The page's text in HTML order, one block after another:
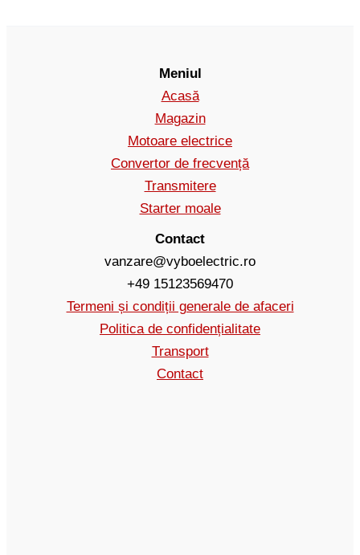
Meniul
Acasă
Magazin
Motoare electrice
Convertor de frecvență
Transmitere
Starter moale
Contact
vanzare@vyboelectric.ro
+49 15123569470
Termeni și condiții generale de afaceri
Politica de confidențialitate
Transport
Contact